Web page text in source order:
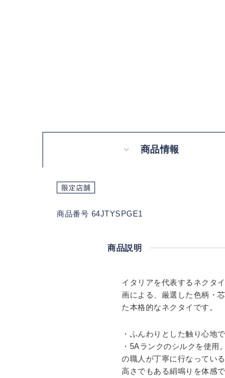
商品情報
商品番号 64JTYSPGE1
商品説明
イタリアを代表するネクタ
画による、厳選した色柄・
た本格的なネクタイです。
・ふんわりとした触り心地
・5Aランクのシルクを使用
の職人が丁寧に行なってい
高さでもある絹鳴りを体感